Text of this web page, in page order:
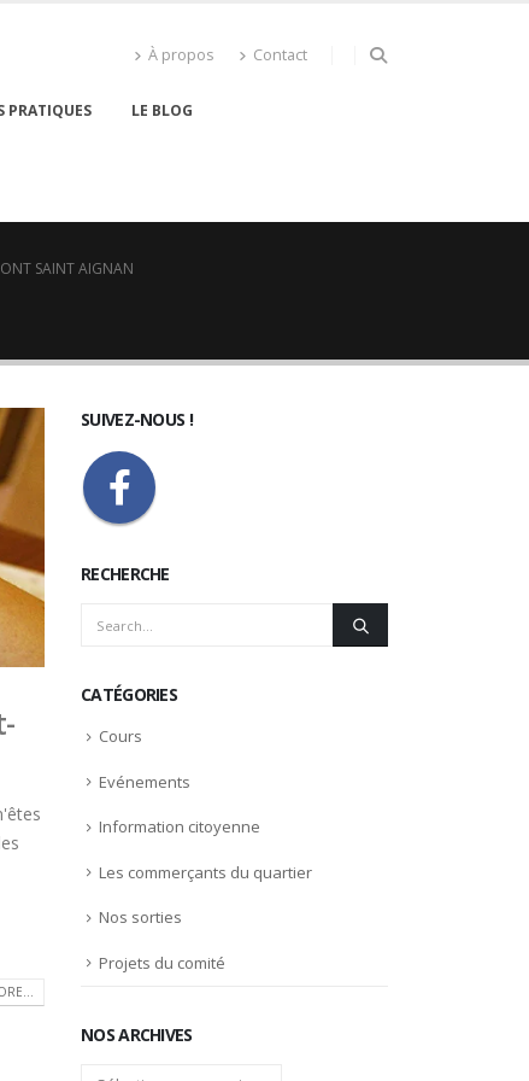
À propos Contact
PRATIQUES LE BLOG
SAINT AIGNAN
SUIVEZ-NOUS !
RECHERCHE
CATÉGORIES
Cours
Evénements
Information citoyenne
Les commerçants du quartier
Nos sorties
Projets du comité
NOS ARCHIVES